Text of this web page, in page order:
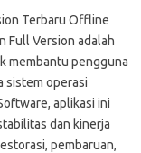
Terbaru Offline
Full Version adalah
membantu pengguna
sistem operasi
aplikasi ini
dan kinerja
pembaruan,